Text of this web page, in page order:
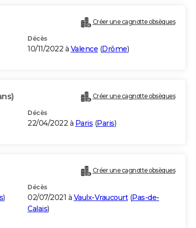
Créer une cagnotte obsèques
Décès
10/11/2022 à Valence (Drôme)
Créer une cagnotte obsèques
Décès
22/04/2022 à Paris (Paris)
Créer une cagnotte obsèques
)
Décès
02/07/2021 à Vaulx-Vraucourt(Pas-de-
Calais)